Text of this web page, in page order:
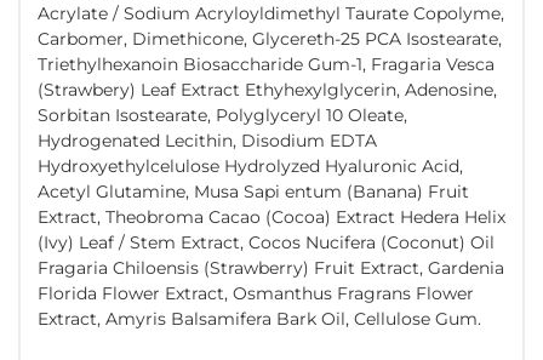
Acrylate / Sodium Acryloyldimethyl Taurate Copolyme,
Carbomer, Dimethicone, Glycereth-25 PCA Isostearate,
Triethylhexanoin Biosaccharide Gum-1, Fragaria Vesca
(Strawbery) Leaf Extract Ethyhexylglycerin, Adenosine,
Sorbitan Isostearate, Polyglyceryl 10 Oleate,
Hydrogenated Lecithin, Disodium EDTA
Hydroxyethylcelulose Hydrolyzed Hyaluronic Acid,
Acetyl Glutamine, Musa Sapi entum (Banana) Fruit
Extract, Theobroma Cacao (Cocoa) Extract Hedera Helix
(Ivy) Leaf / Stem Extract, Cocos Nucifera (Coconut) Oil
Fragaria Chiloensis (Strawberry) Fruit Extract, Gardenia
Florida Flower Extract, Osmanthus Fragrans Flower
Extract, Amyris Balsamifera Bark Oil, Cellulose Gum.